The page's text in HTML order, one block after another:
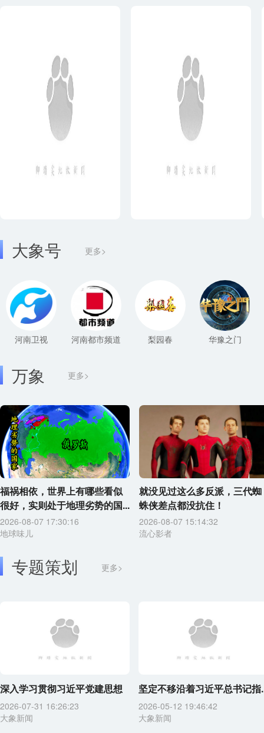
大象号 更多>
河南卫视 河南都市频道 梨园春 华豫之门
更多>
万象
福祸相依，世界上有哪些看似
很好，实则处于地理劣势的国...
2026-08-07 17:30:16
地球味儿
就没见过这么多反派，三代蜘
蛛侠差点都没抗住！
2026-08-07 15:14:32
流心影者
专题策划 更多>
深入学习贯彻习近平党建思想
2026-07-31 16:26:23
大象新闻
坚定不移沿着习近平总书记指
2026-05-12 19:46:42
大象新闻